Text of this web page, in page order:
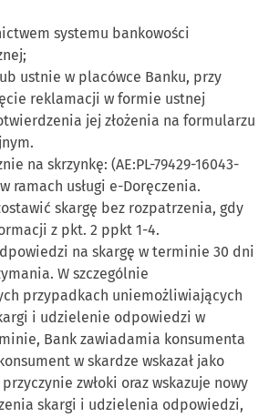
systemu bankowości
ustnie w placówce Banku, przy
reklamacji w formie ustnej
jej złożenia na formularzu
na skrzynkę: (AE:PL-79429-16043-
w ramach usługi e-Doręczenia.
skargę bez rozpatrzenia, gdy
z pkt. 2 ppkt 1-4.
na skargę w terminie 30 dni
W szczególnie
przypadkach uniemożliwiających
i udzielenie odpowiedzi w
Bank zawiadamia konsumenta
w skardze wskazał jako
zwłoki oraz wskazuje nowy
skargi i udzielenia odpowiedzi,